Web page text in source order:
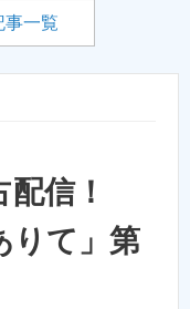
事一覧
信！
りて」第